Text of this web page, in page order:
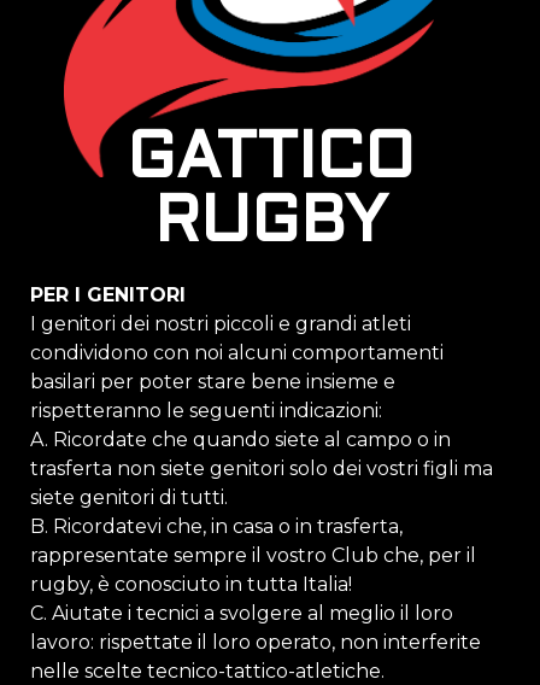
GATTICO
RUGBY
PER I GENITORI
I genitori dei nostri piccoli e grandi atleti
condividono con noi alcuni comportamenti
basilari per poter stare bene insieme e
rispetteranno le seguenti indicazioni:
A. Ricordate che quando siete al campo o in
trasferta non siete genitori solo dei vostri figli ma
siete genitori di tutti.
B. Ricordatevi che, in casa o in trasferta,
rappresentate sempre il vostro Club che, per il
rugby, è conosciuto in tutta Italia!
C. Aiutate i tecnici a svolgere al meglio il loro
lavoro: rispettate il loro operato, non interferite
nelle scelte tecnico-tattico-atletiche.